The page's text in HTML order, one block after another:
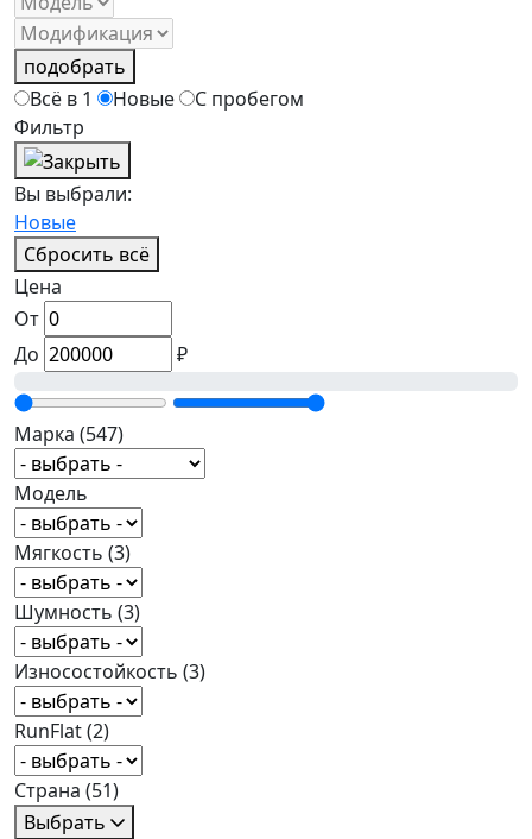
подобрать
Всё в 1
Новые
С пробегом
Фильтр
Вы выбрали:
Новые
Сбросить всё
Цена
От
До
₽
Марка (547)
Модель
Мягкость (3)
Шумность (3)
Износостойкость (3)
RunFlat(2)
Страна (51)
Выбрать